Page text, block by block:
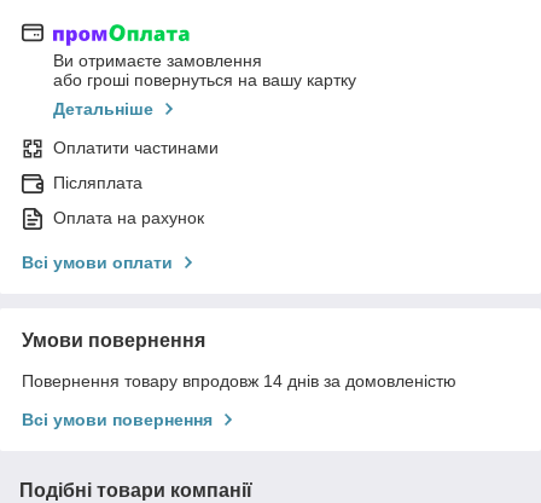
Ви отримаєте замовлення
або гроші повернуться на вашу картку
Детальніше
Оплатити частинами
Післяплата
Оплата на рахунок
Всі умови оплати
Умови повернення
Повернення товару впродовж 14 днів за домовленістю
Всі умови повернення
Подібні товари компанії